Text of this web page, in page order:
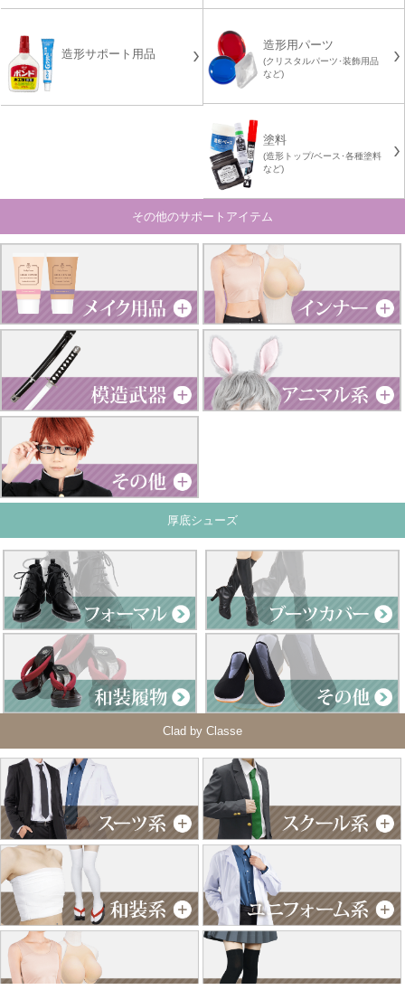
造形サポート用品
造形用パーツ
(クリスタルパーツ･装飾用品
など)
塗料
(造形トップ/ベース･各種塗料
など)
その他のサポートアイテム
厚底シューズ
Clad by Classe